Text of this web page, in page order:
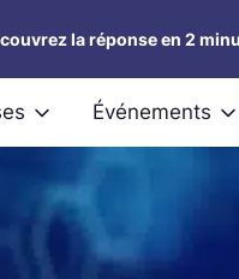
la réponse en 2
Événements